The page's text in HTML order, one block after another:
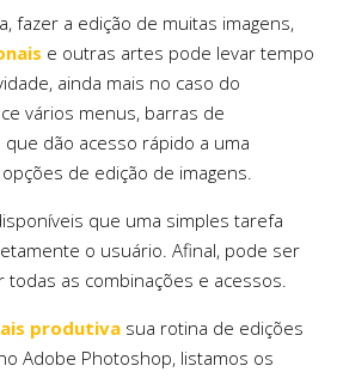
fazer a edição de muitas imagens,
e outras artes pode levar tempo
ainda mais no caso do
vários menus, barras de
dão acesso rápido a uma
de edição de imagens.
que uma simples tarefa
o usuário. Afinal, pode ser
as combinações e acessos.
produtiva sua rotina de edições
Adobe Photoshop, listamos os